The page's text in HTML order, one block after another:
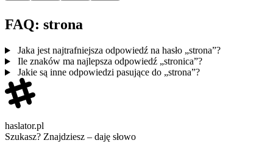
FAQ: strona
Jaka jest najtrafniejsza odpowiedź na hasło „strona”?
Ile znaków ma najlepsza odpowiedź „stronica”?
Jakie są inne odpowiedzi pasujące do „strona”?
haslator.pl
Szukasz? Znajdziesz – daję słowo